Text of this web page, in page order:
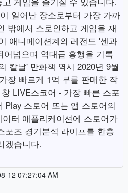
일어난 장소로부터 가장 가까
밖에서 스로인하고 게임을 재
애니메이션계의 레전드 '센과
어넘으며 역대급 흥행을 기록
칼날' 만화책 역시 2020년 9월
장 빠르게 1억 부를 판매한 작
LIVE스코어 - 가장 빠른 스포
Play 스토어 또는 앱 스토어의
터 애플리케이션에 스토어가
포츠 경기분석 라이프를 한층
겠습니다.
12 07:27:04 AM